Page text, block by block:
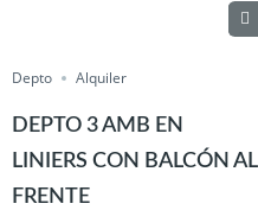
Depto Alquiler
DEPTO 3 AMB EN
LINIERS CON BALCÓN AL
FRENTE